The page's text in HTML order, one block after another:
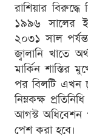
রাশিয়ার
১৯৯৬ সালের
২০৩১ সাল
জ্বালানি খাতে
মার্কিন শাস্তির
পর বিলটি এখন
নিম্নকক্ষ
আগস্ট অধিবেশন
পেশ করা হবে।